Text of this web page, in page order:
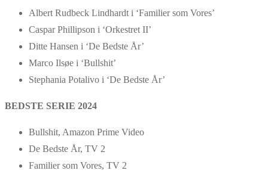
Albert Rudbeck Lindhardt i ‘Familier som Vores’
Caspar Phillipson i ‘Orkestret II’
Ditte Hansen i ‘De Bedste År’
Marco Ilsøe i ‘Bullshit’
Stephania Potalivo i ‘De Bedste År’
BEDSTE SERIE 2024
Bullshit, Amazon Prime Video
De Bedste År, TV 2
Familier som Vores, TV 2